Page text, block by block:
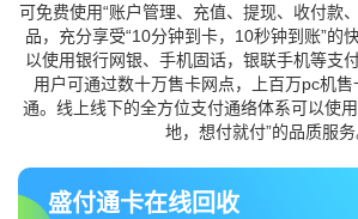
可免费使用“账户管理、充值、提现、收付款
品，充分享受“10分钟到卡，10秒钟到账”的
以使用银行网银、手机固话，银联手机等支
用户可通过数十万售卡网点，上百万pc机
通。线上线下的全方位支付通络体系可以使
地，想付就付”的品质服务
盛付通卡在线回收